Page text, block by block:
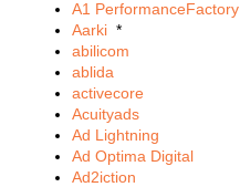
A1 PerformanceFactory
Aarki *
abilicom
ablida
activecore
Acuityads
Ad Lightning
Ad Optima Digital
Ad2iction